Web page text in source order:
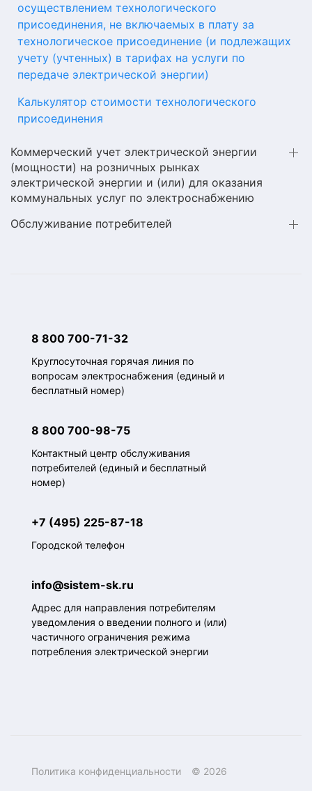
осуществлением технологического
присоединения, не включаемых в плату за
технологическое присоединение (и подлежащих
учету (учтенных) в тарифах на услуги по
передаче электрической энергии)
Калькулятор стоимости технологического
присоединения
Коммерческий учет электрической энергии
(мощности) на розничных рынках
электрической энергии и (или) для оказания
коммунальных услуг по электроснабжению
Обслуживание потребителей
8 800 700-71-32
Круглосуточная горячая линия по
вопросам электроснабжения (единый и
бесплатный номер)
8 800 700-98-75
Контактный центр обслуживания
потребителей (единый и бесплатный
номер)
+7 (495) 225-87-18
Городской телефон
info@sistem-sk.ru
Адрес для направления потребителям
уведомления о введении полного и (или)
частичного ограничения режима
потребления электрической энергии
Политика конфиденциальности © 2026